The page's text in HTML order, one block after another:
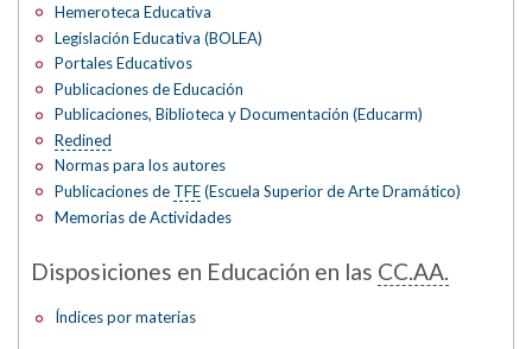
Hemeroteca Educativa
Legislación Educativa (BOLEA)
Portales Educativos
Publicaciones de Educación
Publicaciones, Biblioteca y Documentación (Educarm)
Redined
Normas para los autores
Publicaciones de TFE(Escuela Superior de Arte Dramático)
Memorias de Actividades
Disposiciones en Educación en las CC.AA.
Índices por materias